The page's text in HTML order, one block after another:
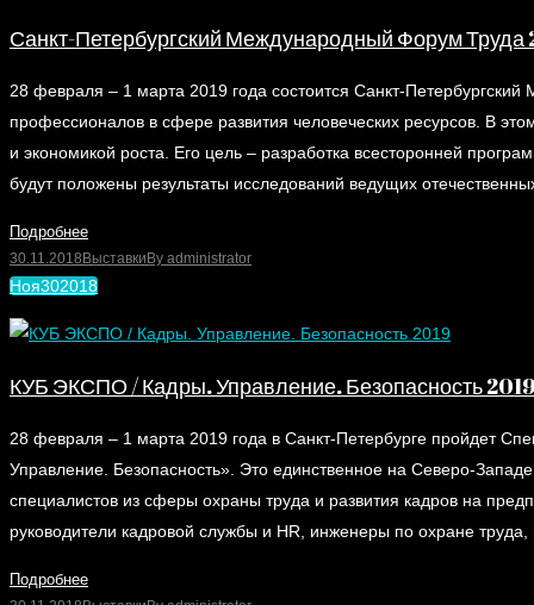
Санкт-Петербургский Международный Форум Труда
28 февраля – 1 марта 2019 года состоится Санкт-
профессионалов в сфере развития человеческих ресурсов. В
и экономикой роста. Его цель – разработка всесторонней
будут положены результаты исследований ведущих
Подробнее
30.11.2018 Выставки By administrator
Ноя302018
КУБ ЭКСПО / Кадры. Управление. Безопасность
28 февраля – 1 марта 2019 года в Санкт-Петербурге пройдет
Управление. Безопасность». Это единственное на Северо-
специалистов из сферы охраны труда и развития кадров на
руководители кадровой службы и HR, инженеры по охране
Подробнее